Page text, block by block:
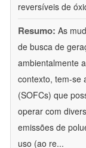
reversíveis de
Resumo: As
de busca de
ambientalmente
contexto, tem-se
(SOFCs) que
operar com
emissões de
uso (ao re...